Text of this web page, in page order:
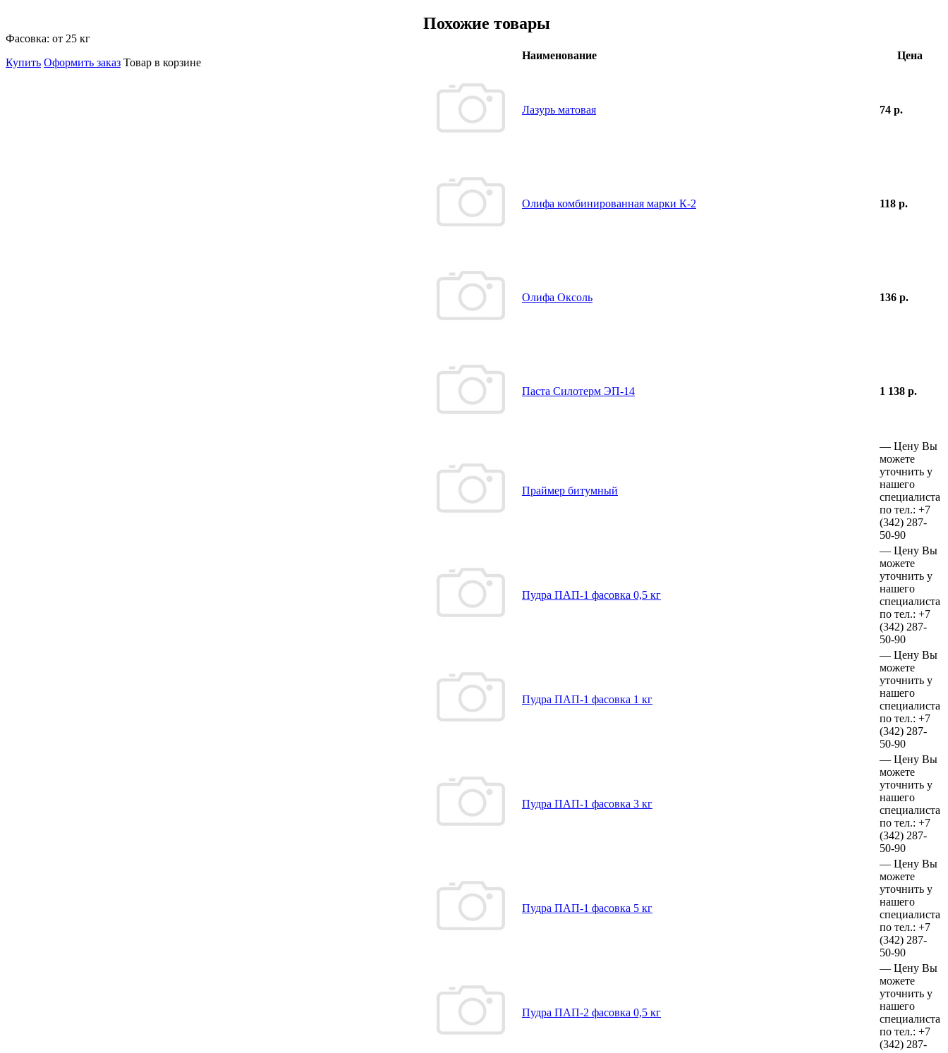
Фасовка: от 25 кг
Купить Оформить заказ Товар в корзине
Похожие товары
Наименование Цена
Лазурь матовая 74 р.
Олифа комбинированная марки К-2 118 р.
Олифа Оксоль 136 р.
Паста Силотерм ЭП-14 1 138 р.
Праймер битумный
— Цену Вы
можете
уточнить у
нашего
специалиста
по тел.: +7
(342) 287-
50-90
Пудра ПАП-1 фасовка 0,5 кг
— Цену Вы
можете
уточнить у
нашего
специалиста
по тел.: +7
(342) 287-
50-90
Пудра ПАП-1 фасовка 1 кг
— Цену Вы
можете
уточнить у
нашего
специалиста
по тел.: +7
(342) 287-
50-90
Пудра ПАП-1 фасовка 3 кг
— Цену Вы
можете
уточнить у
нашего
специалиста
по тел.: +7
(342) 287-
50-90
Пудра ПАП-1 фасовка 5 кг
— Цену Вы
можете
уточнить у
нашего
специалиста
по тел.: +7
(342) 287-
50-90
Пудра ПАП-2 фасовка 0,5 кг
— Цену Вы
можете
уточнить у
нашего
специалиста
по тел.: +7
(342) 287-